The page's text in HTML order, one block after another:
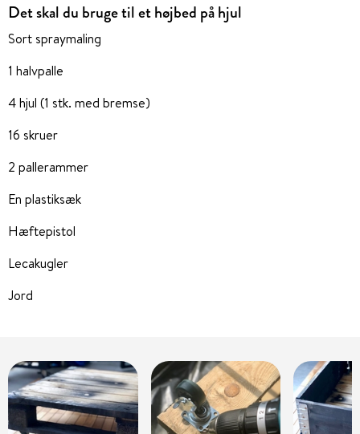
Det skal du bruge til et højbed på hjul
Sort spraymaling
1 halvpalle
4 hjul (1 stk. med bremse)
16 skruer
2 pallerammer
En plastiksæk
Hæftepistol
Lecakugler
Jord